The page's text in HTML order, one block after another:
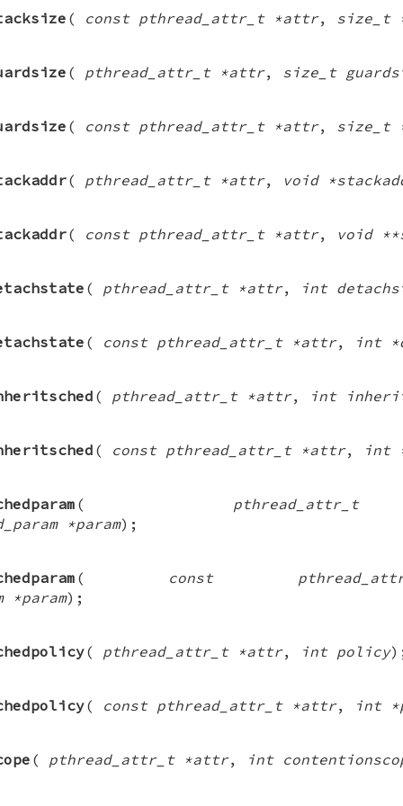
( const pthread_attr_t *attr, size_t
( pthread_attr_t *attr, size_t
( const pthread_attr_t *attr, size_t
( pthread_attr_t *attr, void
( const pthread_attr_t *attr, void
( pthread_attr_t *attr, int
( const pthread_attr_t *attr, int
( pthread_attr_t *attr, int
( const pthread_attr_t *attr, int
(
*param);
( const
*param);
( pthread_attr_t *attr, int policy
( const pthread_attr_t *attr, int
( pthread_attr_t *attr, int